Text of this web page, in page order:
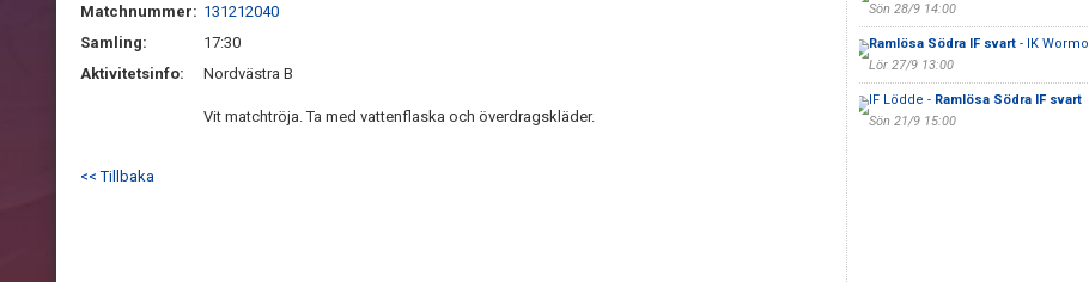
Matchnummer: 131212040
Samling:
17:30
Aktivitetsinfo:
Nordvästra B
Vit matchtröja. Ta med vattenflaska och överdragskläder.
<< Tillbaka
Sön 28/9 14:00
Ramlösa Södra IF svart- IK Wormo
Lör 27/9 13:00
IF Lödde - Ramlösa Södra IF svart
Sön 21/9 15:00